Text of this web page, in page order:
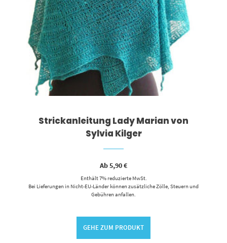
Strickanleitung Lady Marian von
Sylvia Kilger
Ab5,90€
Enthält 7% reduzierte MwSt.
Bei Lieferungen in Nicht-EU-Länder können zusätzliche Zölle, Steuern und
Gebühren anfallen.
GEHE ZUM PRODUKT